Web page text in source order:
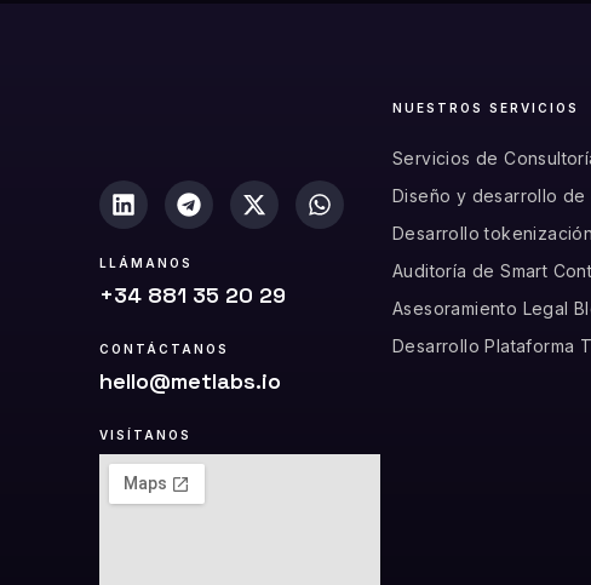
LLÁMANOS
+34 881 35 20 29
CONTÁCTANOS
hello@metlabs.io
VISÍTANOS
NUESTROS SERVICIOS
Servicios de
Diseño y desarrollo de
Desarrollo
Auditoría de Smart
Asesoramiento Legal
Desarrollo Plataforma